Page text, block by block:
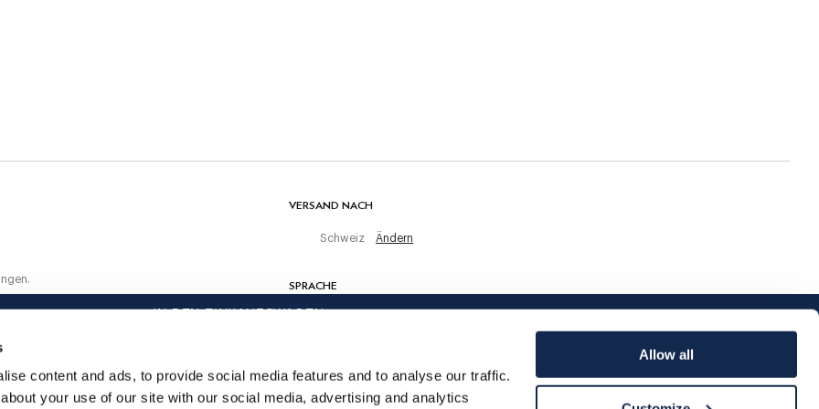
content and ads, to provide social media features and to analyse our traffic.
your use of our site with our social media, advertising and analytics
Allow all
IN DEN EINKAUFSWAGEN
VERSAND NACH
Schweiz Ändern
SPRACHE